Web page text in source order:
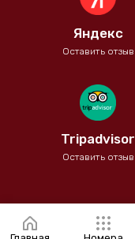
Яндекс
Оставить отзыв
Tripadvisor
Оставить отзыв